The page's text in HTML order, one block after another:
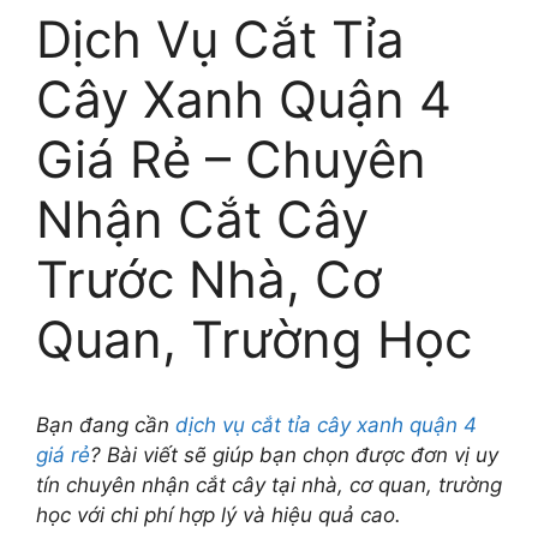
Dịch Vụ Cắt Tỉa
Cây Xanh Quận 4
Giá Rẻ – Chuyên
Nhận Cắt Cây
Trước Nhà, Cơ
Quan, Trường Học
Bạn đang cần dịch vụ cắt tỉa cây xanh quận 4
giá rẻ? Bài viết sẽ giúp bạn chọn được đơn vị uy
tín chuyên nhận cắt cây tại nhà, cơ quan, trường
học với chi phí hợp lý và hiệu quả cao.